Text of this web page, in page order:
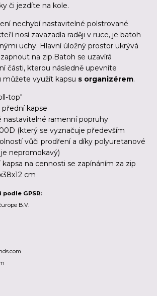
či jezdíte na kole.
nechybí nastavitelné polstrované
nosí zavazadla raději v ruce, je batoh
uchy. Hlavní úložný prostor ukrývá
na zip.Batoh se uzavírá
části, kterou následně upevníte
můžete využít kapsu s organizérem.
top"
kapse
nastavitelné ramenní popruhy
(který se vyznačuje především
vůči prodření a díky polyuretanové
nepromokavý)
na cennosti se zapínáním za zip
cm
GPSR:
B.V.